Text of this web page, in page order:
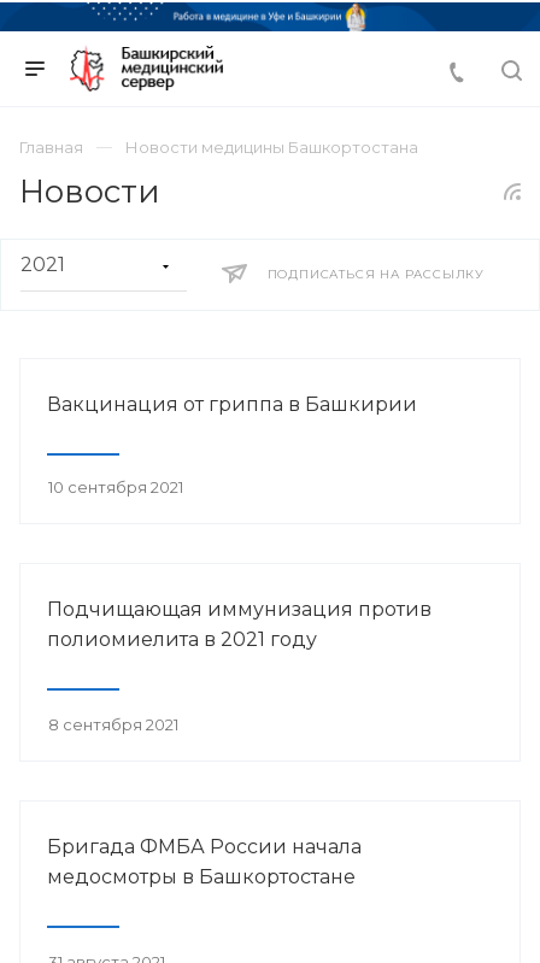
Главная Новости медицины Башкортостана
Новости
ПОДПИСАТЬСЯ НА РАССЫЛКУ
Вакцинация от гриппа в Башкирии
10 сентября 2021
Подчищающая иммунизация против
полиомиелита в 2021 году
8 сентября 2021
Бригада ФМБА России начала
медосмотры в Башкортостане